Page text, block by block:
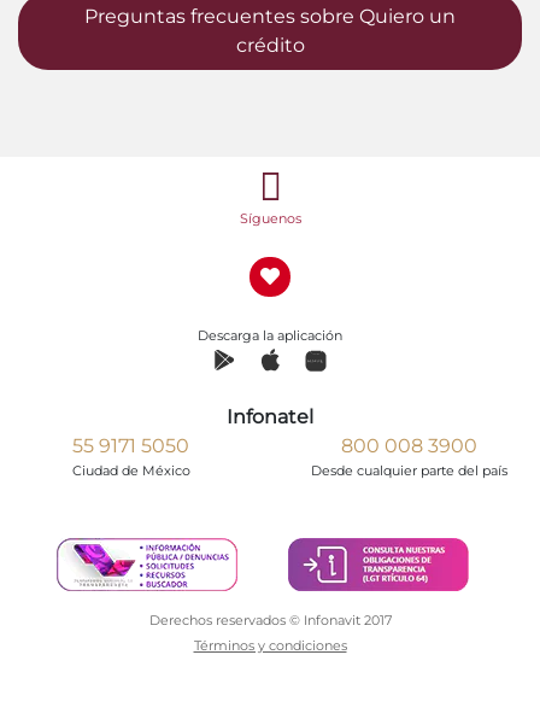
Preguntas frecuentes sobre Quiero un
crédito
Síguenos
Descarga la aplicación
Infonatel
55 9171 5050
Ciudad de México
800 008 3900
Desde cualquier parte del país
Derechos reservados © Infonavit 2017
Términos y condiciones